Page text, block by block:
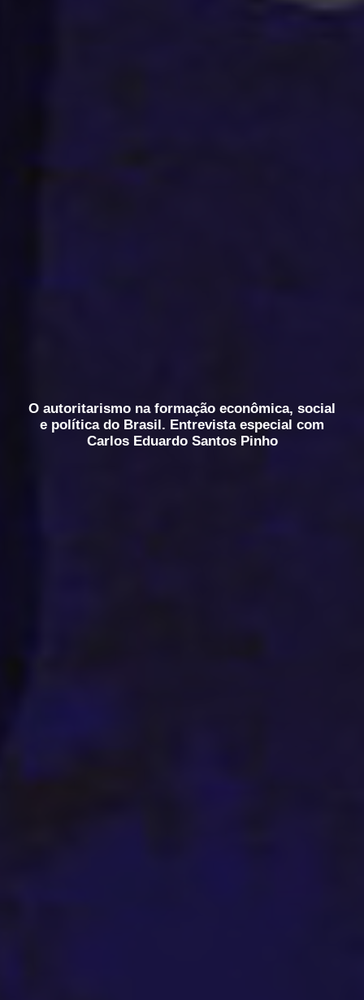
O autoritarismo na formação econômica, social
e política do Brasil. Entrevista especial com
Carlos Eduardo Santos Pinho